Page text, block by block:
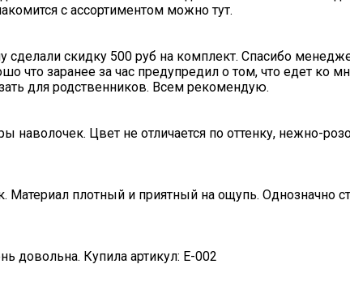
с ассортиментом можно тут.
скидку 500 руб на комплект. Спасибо
что заранее за час предупредил о том, что едет ко
для родственников. Всем рекомендую.
Цвет не отличается по оттенку, нежно-
Материал плотный и приятный на ощупь. Однозначно
довольна. Купила артикул: E-002